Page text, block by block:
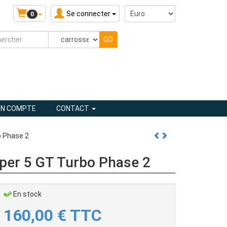
Se connecter
0
COMPTE CONTACT
Phase 2
5 GT Turbo Phase 2
En stock
160,00 € TTC